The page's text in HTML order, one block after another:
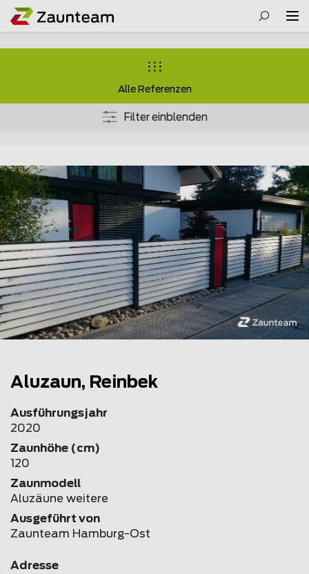
Alle Referenzen
Filter einblenden
Aluzaun, Reinbek
Ausführungsjahr
2020
Zaunhöhe (cm)
120
Zaunmodell
Aluzäune weitere
Ausgeführt von
Zaunteam Hamburg-Ost
Adresse